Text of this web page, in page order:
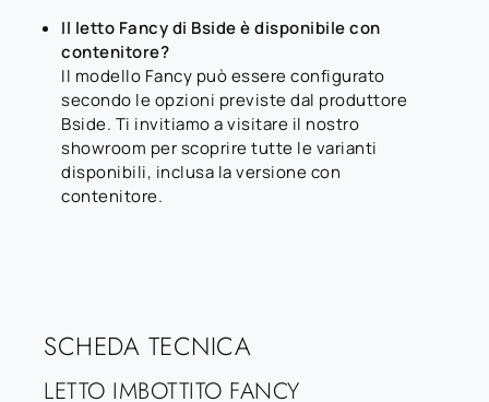
Il letto Fancy di Bside è disponibile con
contenitore?
Il modello Fancy può essere configurato
secondo le opzioni previste dal produttore
Bside. Ti invitiamo a visitare il nostro
showroom per scoprire tutte le varianti
disponibili, inclusa la versione con
contenitore.
SCHEDA TECNICA
LETTO IMBOTTITO FANCY